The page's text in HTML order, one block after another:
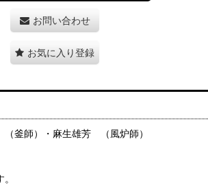
お問い合わせ
お気に入り登録
（釜師）・麻生雄芳 （風炉師）
す。